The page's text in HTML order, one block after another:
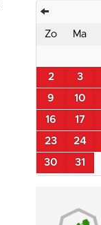
Zo Ma
2 3
9 10
16 17
23 24
30 31